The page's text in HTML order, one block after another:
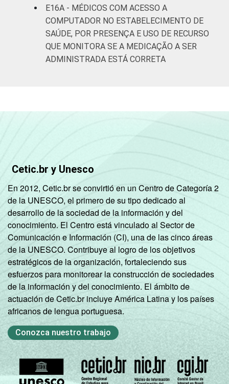
E16A - MÉDICOS COM ACESSO A
COMPUTADOR NO ESTABELECIMENTO DE
SAÚDE, POR PRESENÇA E USO DE RECURSO
QUE MONITORA SE A MEDICAÇÃO A SER
ADMINISTRADA ESTÁ CORRETA
Cetic.br y Unesco
En 2012, Cetic.br se convirtió en un Centro de Categoría 2
de la UNESCO, el primero de su tipo dedicado al
desarrollo de la sociedad de la información y del
conocimiento. El Centro está vinculado al Sector de
Comunicación e Información (CI), una de las cinco áreas
de la UNESCO. Contribuye al logro de los objetivos
estratégicos de la organización, fortaleciendo sus
esfuerzos para monitorear la construcción de sociedades
de la información y del conocimiento. El ámbito de
actuación de Cetic.br incluye América Latina y los países
africanos de lengua portuguesa.
Conozca nuestro trabajo